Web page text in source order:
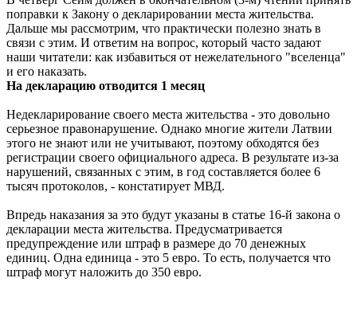
поправки к Закону о декларировании места жительства.
Дальше мы рассмотрим, что практически полезно знать в
связи с этим. И ответим на вопрос, который часто задают
наши читатели: как избавиться от нежелательного "вселенца"
и его наказать.
На декларацию отводится 1 месяц
Недекларирование своего места жительства - это довольно
серьезное правонарушение. Однако многие жители Латвии
этого не знают или не учитывают, поэтому обходятся без
регистрации своего официального адреса. В результате из-за
нарушений, связанных с этим, в год составляется более 6
тысяч протоколов, - констатирует МВД.
Впредь наказания за это будут указаны в статье 16-й закона о
декларации места жительства. Предусматривается
предупреждение или штраф в размере до 70 денежных
единиц. Одна единица - это 5 евро. То есть, получается что
штраф могут наложить до 350 евро.